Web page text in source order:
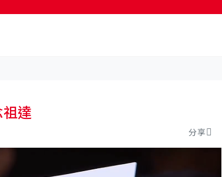
達
分享